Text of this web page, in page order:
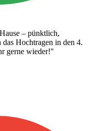
– pünktlich,
Hochtragen in den 4.
gerne wieder!"